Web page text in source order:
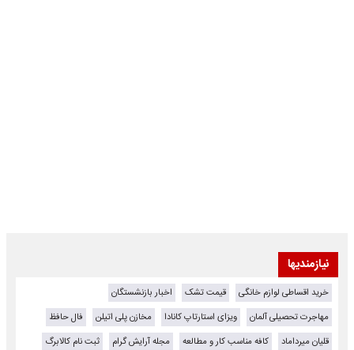
نیازمندیها
خرید اقساطی لوازم خانگی قیمت تشک
اخبار بازنشستگان
مهاجرت تحصیلی آلمان
ویزای استارتاپ کانادا مخازن پلی اتیلن
فال حافظ
قلیان میرداماد
کافه مناسب کار و مطالعه مجله آرایش گرام
ثبت نام کالابرگ